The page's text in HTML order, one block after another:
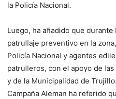
la Policía Nacional.
Luego, ha añadido que durante
patrullaje preventivo en la
Policía Nacional y agentes
patrulleros, con el apoyo de
y de la Municipalidad de Trujillo.
Campaña Aleman ha referido